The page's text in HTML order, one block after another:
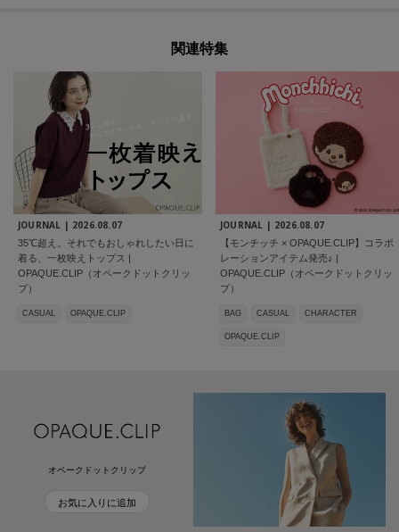
関連特集
JOURNAL | 2026.08.07
35℃超え。それでもおしゃれしたい日に
着る、一枚映えトップス |
OPAQUE.CLIP（オペークドットクリッ
プ）
CASUAL OPAQUE.CLIP
JOURNAL | 2026.08.07
【モンチッチ × OPAQUE.CLIP】コラボ
レーションアイテム発売♪ |
OPAQUE.CLIP（オペークドットクリッ
プ）
BAG CASUAL CHARACTER
OPAQUE.CLIP
オペークドットクリップ
お気に入りに追加